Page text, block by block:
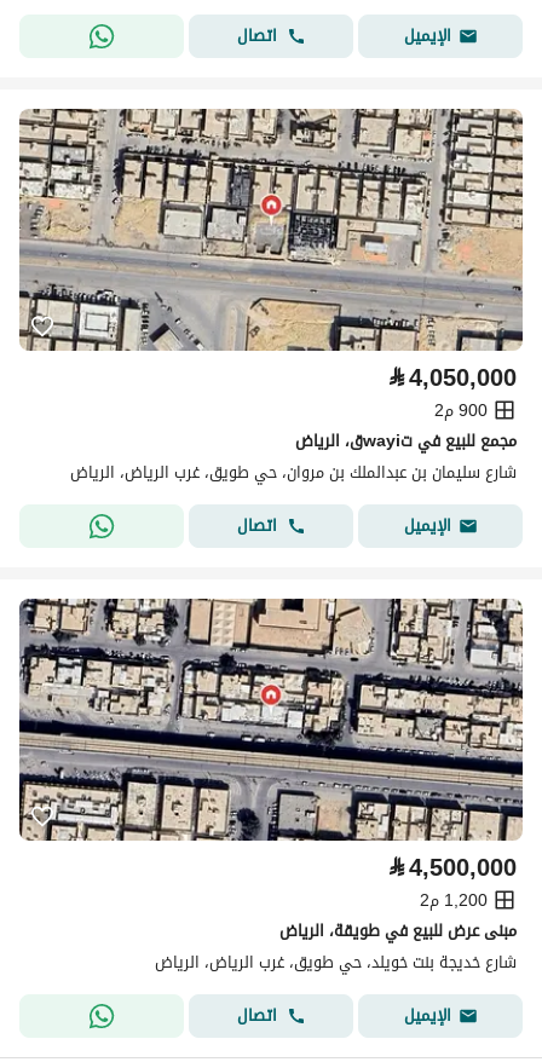
الإيميل
اتصال
⃁4,050,000
900 م2
مجمع للبيع في تwayiق، الرياض
شارع سليمان بن عبدالملك بن مروان، حي طويق، غرب الرياض، الرياض
الإيميل
اتصال
⃁4,500,000
1,200 م2
مبنى عرض للبيع في طويقة، الرياض
شارع خديجة بنت خويلد، حي طويق، غرب الرياض، الرياض
الإيميل
اتصال